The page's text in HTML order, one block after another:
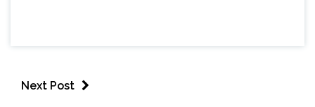
Next Post